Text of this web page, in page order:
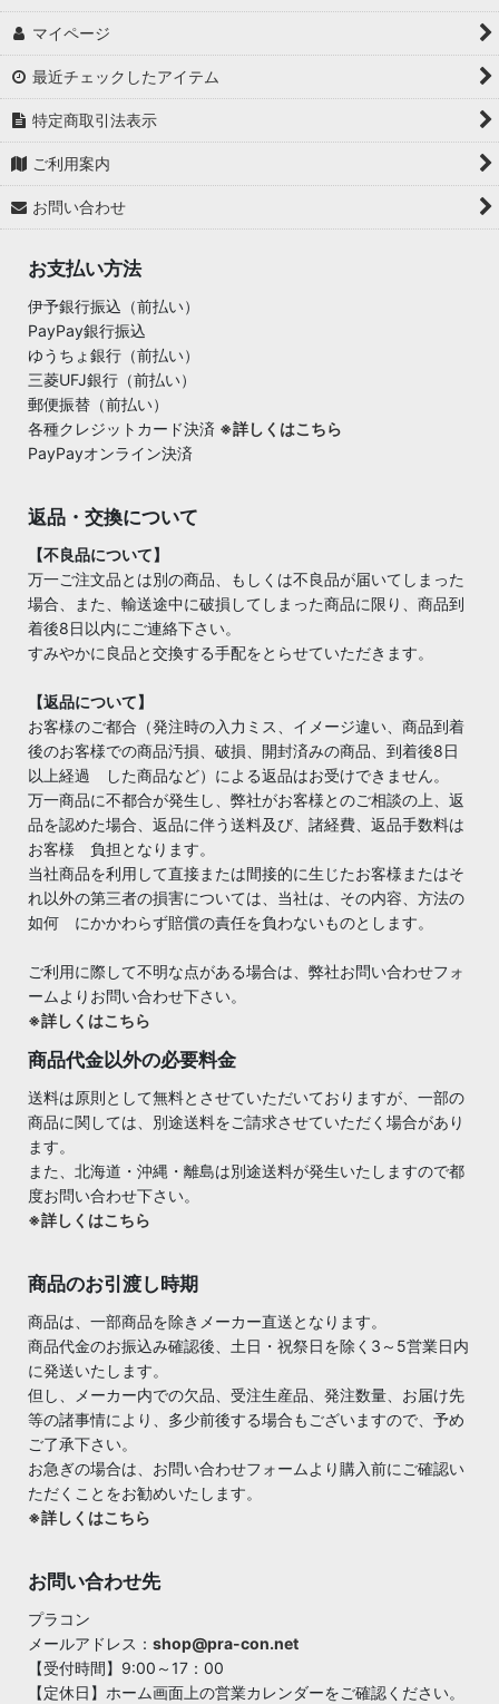
マイページ
最近チェックしたアイテム
特定商取引法表示
ご利用案内
お問い合わせ
お支払い方法
伊予銀行振込（前払い）
PayPay銀行振込
ゆうちょ銀行（前払い）
三菱UFJ銀行（前払い）
郵便振替（前払い）
各種クレジットカード決済 ※詳しくはこちら
PayPayオンライン決済
返品・交換について
【不良品について】
万一ご注文品とは別の商品、もしくは不良品が届いてしまった
場合、また、輸送途中に破損してしまった商品に限り、商品到
着後8日以内にご連絡下さい。
すみやかに良品と交換する手配をとらせていただきます。
【返品について】
お客様のご都合（発注時の入力ミス、イメージ違い、商品到着
後のお客様での商品汚損、破損、開封済みの商品、到着後8日
以上経過 した商品など）による返品はお受けできません。
万一商品に不都合が発生し、弊社がお客様とのご相談の上、返
品を認めた場合、返品に伴う送料及び、諸経費、返品手数料は
お客様 負担となります。
当社商品を利用して直接または間接的に生じたお客様またはそ
れ以外の第三者の損害については、当社は、その内容、方法の
如何 にかかわらず賠償の責任を負わないものとします。
ご利用に際して不明な点がある場合は、弊社お問い合わせフォ
ームよりお問い合わせ下さい。
※詳しくはこちら
商品代金以外の必要料金
送料は原則として無料とさせていただいておりますが、一部の
商品に関しては、別途送料をご請求させていただく場合があり
ます。
また、北海道・沖縄・離島は別途送料が発生いたしますので都
度お問い合わせ下さい。
※詳しくはこちら
商品のお引渡し時期
商品は、一部商品を除きメーカー直送となります。
商品代金のお振込み確認後、土日・祝祭日を除く3～5営業日内
に発送いたします。
但し、メーカー内での欠品、受注生産品、発注数量、お届け先
等の諸事情により、多少前後する場合もございますので、予め
ご了承下さい。
お急ぎの場合は、お問い合わせフォームより購入前にご確認い
ただくことをお勧めいたします。
※詳しくはこちら
お問い合わせ先
プラコン
メールアドレス： shop@pra-con.net
【受付時間】9:00～17：00
【定休日】ホーム画面上の営業カレンダーをご確認ください。